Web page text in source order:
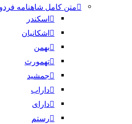
متن کامل شاهنامه
اسکندر
اشکانیان
بهمن
تهمورث
جمشید
داراب
دارای
رستم